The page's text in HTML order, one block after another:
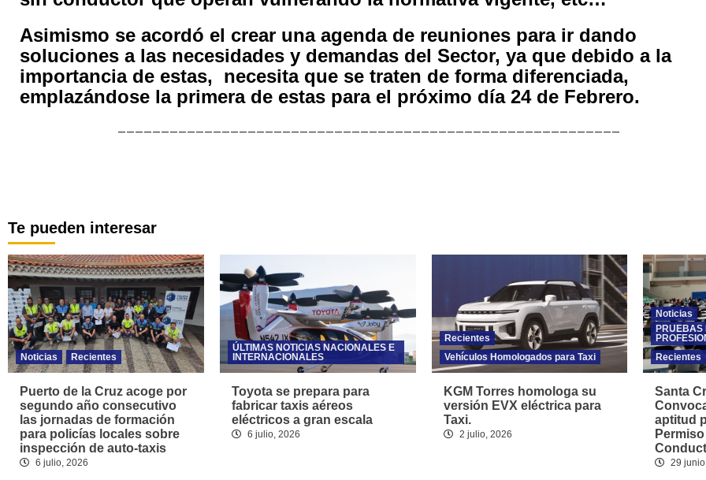
Asimismo se acordó el crear una agenda de reuniones para ir dando
soluciones a las necesidades y demandas del Sector, ya que debido a la
importancia de estas, necesita que se traten de forma diferenciada,
emplazándose la primera de estas para el próximo día 24 de Febrero.
Te pueden interesar
Noticias Recientes
Puerto de la Cruz acoge por
segundo año consecutivo
las jornadas de formación
para policías locales sobre
inspección de auto-taxis
6 julio, 2026
ÚLTIMAS NOTICIAS NACIONALES E
INTERNACIONALES
Toyota se prepara para
fabricar taxis aéreos
eléctricos a gran escala
6 julio, 2026
Recientes
Vehículos Homologados para Taxi
KGM Torres homologa su
versión EVX eléctrica para
Taxi.
2 julio, 2026
Noticias
PRUEBAS
Recientes
Santa
aptitud
29